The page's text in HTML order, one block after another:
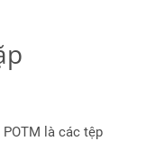
là các tệp